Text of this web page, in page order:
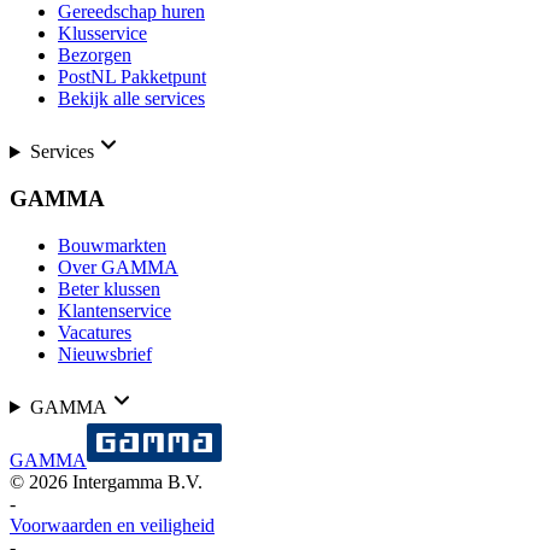
Gereedschap huren
Klusservice
Bezorgen
PostNL Pakketpunt
Bekijk alle services
Services
GAMMA
Bouwmarkten
Over GAMMA
Beter klussen
Klantenservice
Vacatures
Nieuwsbrief
GAMMA
GAMMA
© 2026 Intergamma B.V.
-
Voorwaarden en veiligheid